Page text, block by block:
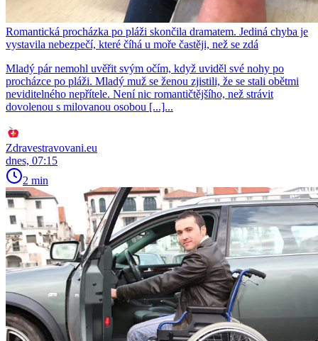
Romantická procházka po pláži skončila dramatem. Jediná chyba je
vystavila nebezpečí, které číhá u moře častěji, než se zdá
Mladý pár nemohl uvěřit svým očím, když uviděl své nohy po
procházce po pláži. Mladý muž se ženou zjistili, že se stali obětmi
neviditelného nepřítele. Není nic romantičtějšího, než strávit
dovolenou s milovanou osobou [...]...
Zdravestravovani.eu
dnes, 07:15
2 min